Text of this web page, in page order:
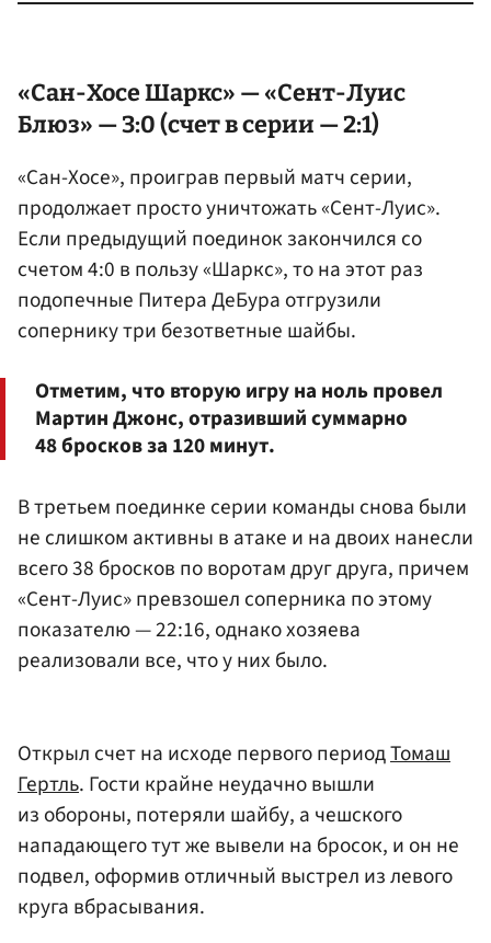
«Сан-Хосе Шаркс» — «Сент-Луис
Блюз» — 3:0 (счет в серии — 2:1)
«Сан-Хосе», проиграв первый матч серии,
продолжает просто уничтожать «Сент-Луис».
Если предыдущий поединок закончился со
счетом 4:0 в пользу «Шаркс», то на этот раз
подопечные Питера ДеБура отгрузили
сопернику три безответные шайбы.
Отметим, что вторую игру на ноль провел
Мартин Джонс, отразивший суммарно
48 бросков за 120 минут.
В третьем поединке серии команды снова были
не слишком активны в атаке и на двоих нанесли
всего 38 бросков по воротам друг друга, причем
«Сент-Луис» превзошел соперника по этому
показателю — 22:16, однако хозяева
реализовали все, что у них было.
Открыл счет на исходе первого периодТомаш
Гертль. Гости крайне неудачно вышли
из обороны, потеряли шайбу, а чешского
нападающего тут же вывели на бросок, и он не
подвел, оформив отличный выстрел из левого
круга вбрасывания.